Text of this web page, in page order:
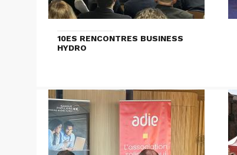
10ES RENCONTRES BUSINESS
HYDRO